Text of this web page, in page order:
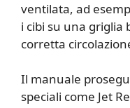
ventilata, ad
i cibi su una griglia
corretta
Il manuale
speciali come Jet